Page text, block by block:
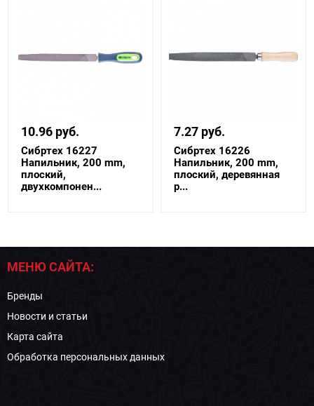
10.96 руб.
Сибртех 16227
Напильник, 200 mm,
плоский,
двухкомпонен...
7.27 руб.
Сибртех 16226
Напильник, 200 mm,
плоский, деревянная
р...
МЕНЮ САЙТА:
Бренды
Новости и статьи
Карта сайта
Обработка персональных данных